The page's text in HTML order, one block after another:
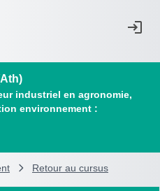
industriel en agronomie,
environnement :
Retour au cursus